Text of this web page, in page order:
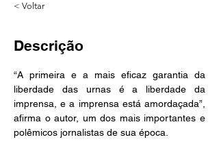
< Voltar
Descrição
“A primeira e a mais eficaz garantia da
liberdade das urnas é a liber­dade da
imprensa, e a imprensa está amordaçada”,
afirma o autor, um dos mais importantes e
polêmicos jornalistas de sua época.